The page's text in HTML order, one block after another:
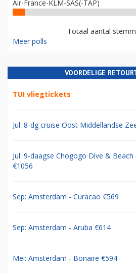
Air-France-KLM-SAS(-TAP)
Totaal aantal
Meer polls
VOORDELIGE
TUI vliegtickets
Jul: 8-dg cruise Oost Middellandse
Jul: 9-daagse Chogogo Dive & Beach
€1056
Sep: Amsterdam - Curacao €569
Sep: Amsterdam - Aruba €614
Mei: Amsterdam - Bonaire €594